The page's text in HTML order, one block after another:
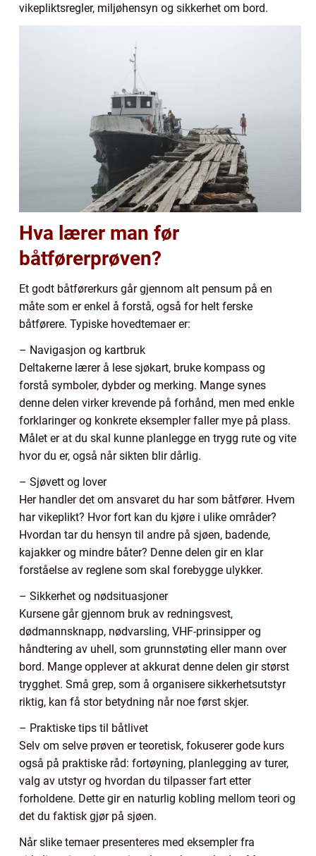
vikepliktsregler, miljøhensyn og sikkerhet om bord.
Hva lærer man før
båtførerprøven?
Et godt båtførerkurs går gjennom alt pensum på en
måte som er enkel å forstå, også for helt ferske
båtførere. Typiske hovedtemaer er:
– Navigasjon og kartbruk
Deltakerne lærer å lese sjøkart, bruke kompass og
forstå symboler, dybder og merking. Mange synes
denne delen virker krevende på forhånd, men med enkle
forklaringer og konkrete eksempler faller mye på plass.
Målet er at du skal kunne planlegge en trygg rute og vite
hvor du er, også når sikten blir dårlig.
– Sjøvett og lover
Her handler det om ansvaret du har som båtfører. Hvem
har vikeplikt? Hvor fort kan du kjøre i ulike områder?
Hvordan tar du hensyn til andre på sjøen, badende,
kajakker og mindre båter? Denne delen gir en klar
forståelse av reglene som skal forebygge ulykker.
– Sikkerhet og nødsituasjoner
Kursene går gjennom bruk av redningsvest,
dødmannsknapp, nødvarsling, VHF-prinsipper og
håndtering av uhell, som grunnstøting eller mann over
bord. Mange opplever at akkurat denne delen gir størst
trygghet. Små grep, som å organisere sikkerhetsutstyr
riktig, kan få stor betydning når noe først skjer.
– Praktiske tips til båtlivet
Selv om selve prøven er teoretisk, fokuserer gode kurs
også på praktiske råd: fortøyning, planlegging av turer,
valg av utstyr og hvordan du tilpasser fart etter
forholdene. Dette gir en naturlig kobling mellom teori og
det du faktisk gjør på sjøen.
Når slike temaer presenteres med eksempler fra